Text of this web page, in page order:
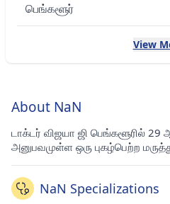
பெங்களூர்
View
About NaN
டாக்டர் விஜயா ஜி பெங்களூரில்
அனுபவமுள்ள ஒரு புகழ்பெற்ற
NaN Specializations